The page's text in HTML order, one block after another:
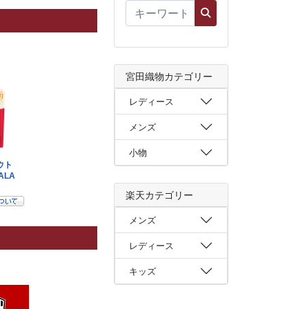
宮田織物カテゴリー
レディース
メンズ
小物
楽天カテゴリー
メンズ
レディース
キッズ